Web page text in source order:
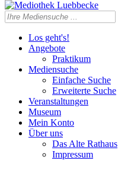
Los geht's!
Angebote
Praktikum
Mediensuche
Einfache Suche
Erweiterte Suche
Veranstaltungen
Museum
Mein Konto
Über uns
Das Alte Rathaus
Impressum